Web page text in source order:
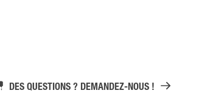
DES QUESTIONS ? DEMANDEZ-NOUS !